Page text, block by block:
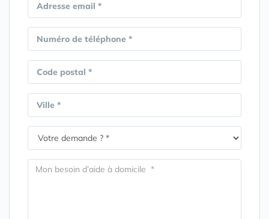
Adresse email *
Numéro de téléphone *
Code postal *
Ville *